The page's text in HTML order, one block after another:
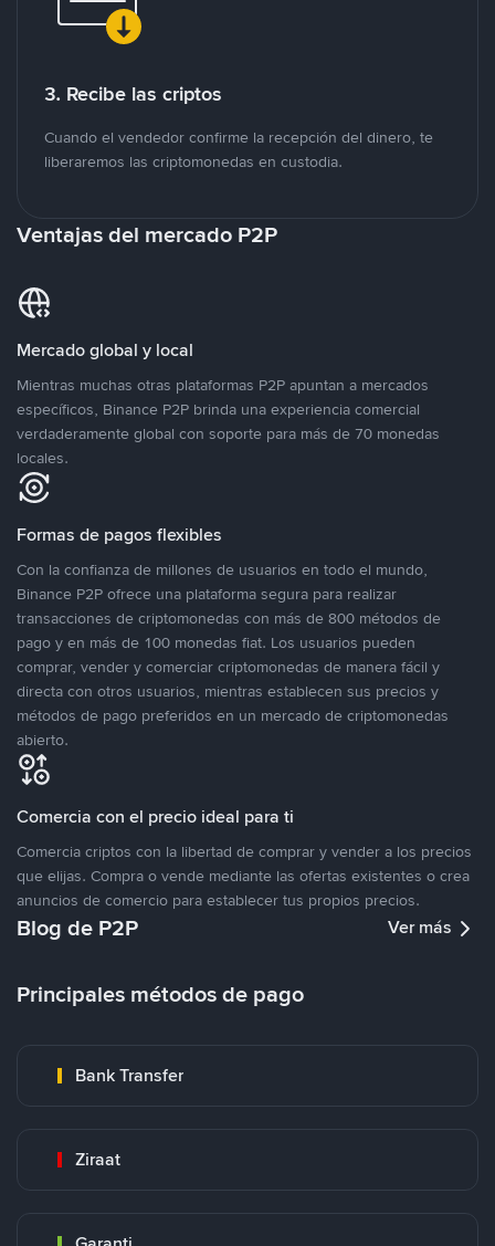
3. Recibe las criptos
Cuando el vendedor confirme la recepción del dinero, te
liberaremos las criptomonedas en custodia.
Ventajas del mercado P2P
Mercado global y local
Mientras muchas otras plataformas P2P apuntan a mercados
específicos, Binance P2P brinda una experiencia comercial
verdaderamente global con soporte para más de 70 monedas
locales.
Formas de pagos flexibles
Con la confianza de millones de usuarios en todo el mundo,
Binance P2P ofrece una plataforma segura para realizar
transacciones de criptomonedas con más de 800 métodos de
pago y en más de 100 monedas fiat. Los usuarios pueden
comprar, vender y comerciar criptomonedas de manera fácil y
directa con otros usuarios, mientras establecen sus precios y
métodos de pago preferidos en un mercado de criptomonedas
abierto.
Comercia con el precio ideal para ti
Comercia criptos con la libertad de comprar y vender a los precios
que elijas. Compra o vende mediante las ofertas existentes o crea
anuncios de comercio para establecer tus propios precios.
Blog de P2P Ver más
Principales métodos de pago
Bank Transfer
Ziraat